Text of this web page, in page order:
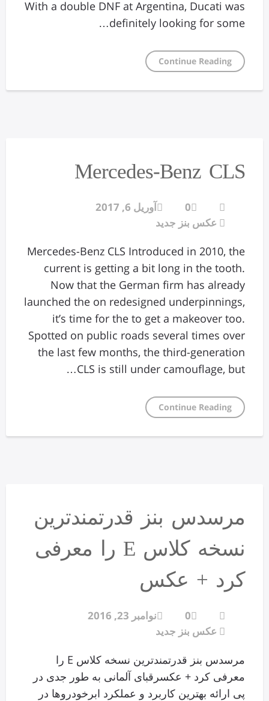
With a double DNF at Argentina, Ducati was
definitely looking for some…
Continue Reading
Mercedes-Benz CLS
0
آوریل 6, 2017
عکس بنز جدید
Mercedes-Benz CLS Introduced in 2010, the
current is getting a bit long in the tooth.
Now that the German firm has already
launched the on redesigned underpinnings,
it’s time for the to get a makeover too.
Spotted on public roads several times over
the last few months, the third-generation
CLS is still under camouflage, but…
Continue Reading
مرسدس بنز قدرتمندترین
نسخه کلاس E را معرفی
کرد + عکس
0
نوامبر 23, 2016
عکس بنز جدید
مرسدس بنز قدرتمندترین نسخه کلاس E را
معرفی کرد + عکسرقبای آلمانی به طور جدی در
پی ارائه بهترین کاربرد و عملکرد ابرخودروها در